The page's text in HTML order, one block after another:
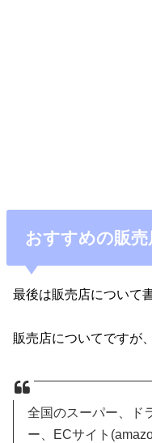
おすすめの販売
最後は販売店について
販売店についてですが
全国のスーパー、ド
ー、ECサイト